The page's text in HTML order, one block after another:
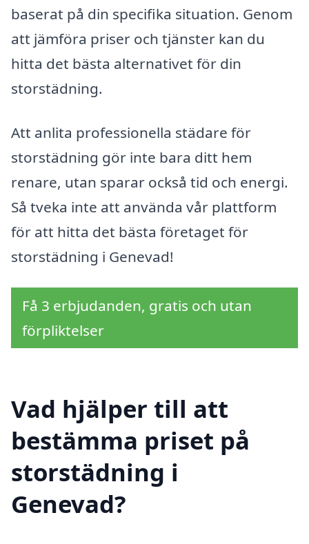
baserat på din specifika situation. Genom
att jämföra priser och tjänster kan du
hitta det bästa alternativet för din
storstädning.
Att anlita professionella städare för
storstädning gör inte bara ditt hem
renare, utan sparar också tid och energi.
Så tveka inte att använda vår plattform
för att hitta det bästa företaget för
storstädning i Genevad!
Få 3 erbjudanden, gratis och utan
förpliktelser
Vad hjälper till att
bestämma priset på
storstädning i
Genevad?